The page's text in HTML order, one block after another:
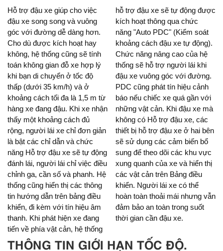
Hỗ trợ đậu xe giúp cho việc
đậu xe song song và vuông
góc với đường dễ dàng hơn.
Cho dù được kích hoạt hay
không, hệ thống cũng sẽ tính
toán không gian đỗ xe hợp lý
khi bạn di chuyển ở tốc độ
thấp (dưới 35 km/h) và ở
khoảng cách tối đa là 1,5 m từ
hàng xe đang đậu. Khi xe nhận
thấy một khoảng cách đủ
rộng, người lái xe chỉ đơn giản
là bật các chỉ dẫn và chức
năng Hỗ trợ đậu xe sẽ tự động
đánh lái, người lái chỉ việc điều
chỉnh ga, cần số và phanh. Hệ
thống cũng hiển thị các thông
tin hướng dẫn trên bảng điều
khiển, đi kèm với tín hiệu âm
thanh. Khi phát hiện xe đang
tiến về phía vật cản, hệ thống
hỗ trợ đậu xe sẽ tự động được
kích hoạt thông qua chức
năng "Auto PDC" (Kiểm soát
khoảng cách đậu xe tự động).
Chức năng nâng cao của hệ
thống sẽ hỗ trợ người lái khi
đậu xe vuông góc với đường.
PDC cũng phát tín hiệu cảnh
báo nếu chiếc xe quá gần với
những vật cản. Khi đậu xe mà
không có Hỗ trợ đậu xe, các
thiết bị hỗ trợ đậu xe ở hai bên
sẽ sử dụng các cảm biến bổ
sung để theo dõi các khu vực
xung quanh của xe và hiển thị
các vật cản trên Bảng điều
khiển. Người lái xe có thể
hoàn toàn thoải mái nhưng vẫn
đảm bảo an toàn trong suốt
thời gian cần đậu xe.
THÔNG TIN GIỚI HẠN TỐC ĐỘ.